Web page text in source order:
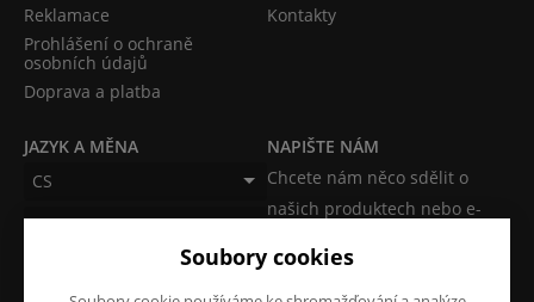
Reklamace
Prohlášení o ochraně
osobních údajů
Doprava a platba
Kontakty
JAZYK A MĚNA
CS
CZK (Kč)
NAPIŠTE NÁM
Chcete nám něco sdělit o
našich produktech nebo e-
Soubory cookies